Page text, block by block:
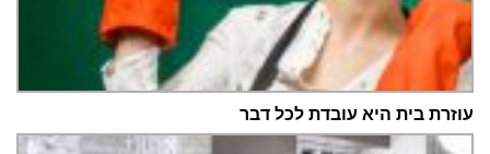
עוזרת בית היא עובדת לכל דבר